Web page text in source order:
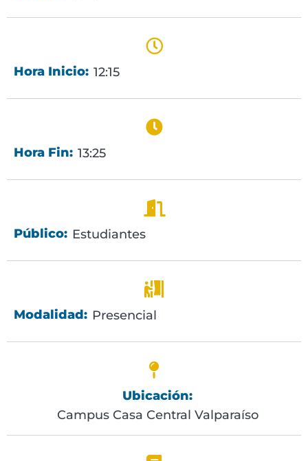
Hora Inicio: 12:15
Hora Fin: 13:25
Público: Estudiantes
Modalidad: Presencial
Ubicación:
Campus Casa Central Valparaíso